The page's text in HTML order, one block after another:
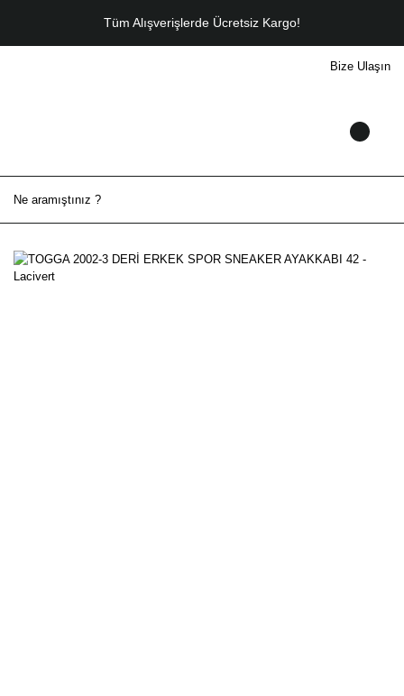
Tüm Alışverişlerde Ücretsiz Kargo!
Bize Ulaşın